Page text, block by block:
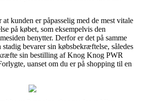
kunden er påpasselig med de mest vitale
på købet, som eksempelvis den
benytter. Derfor er det på samme
stadig bevarer sin købsbekræftelse, således
sin bestilling af Knog Knog PWR
uanset om du er på shopping til en